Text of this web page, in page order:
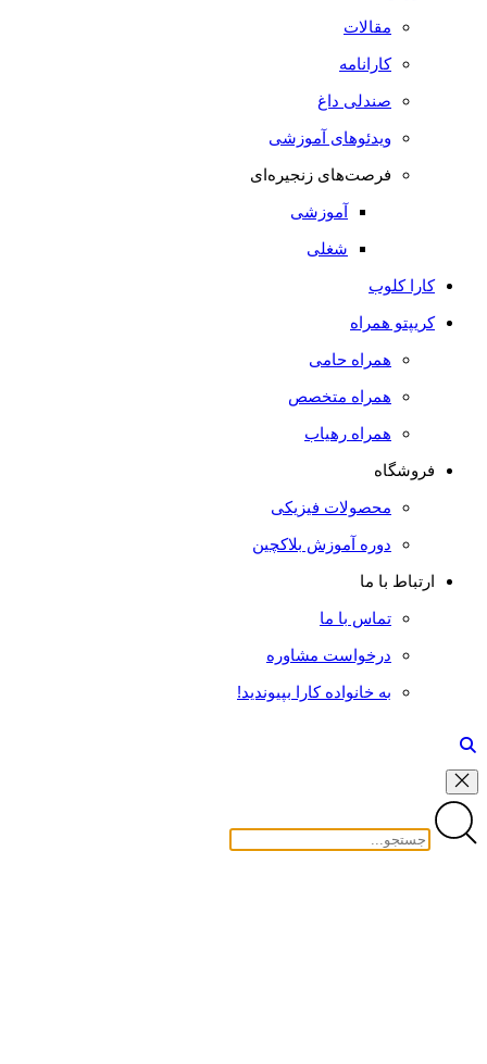
مقالات
کارانامه
صندلی داغ
ویدئوهای آموزشی
فرصت‌های زنجیره‌ای
آموزشی
شغلی
کارا کلوب
کریپتو همراه
همراه حامی
همراه متخصص
همراه رهیاب
فروشگاه
محصولات فیزیکی
دوره آموزش بلاکچین
ارتباط با ما
تماس با ما
درخواست مشاوره
به خانواده کارا بپیوندید!